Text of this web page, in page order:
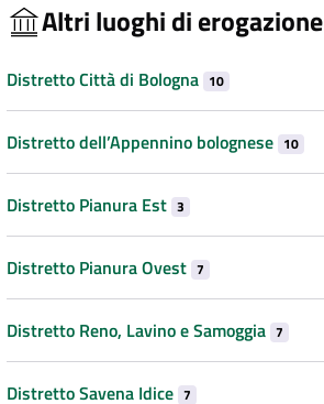
Altri luoghi di erogazione
Distretto Città di Bologna 10
Distretto dell’Appennino bolognese 10
Distretto Pianura Est 3
Distretto Pianura Ovest 7
Distretto Reno, Lavino e Samoggia 7
Distretto Savena Idice 7